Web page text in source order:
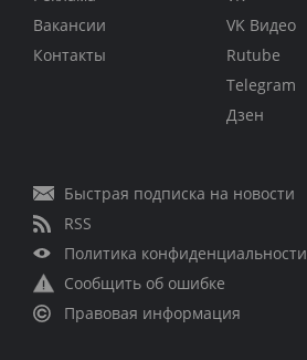
Вакансии
Контакты
VK Видео
Rutube
Telegram
Дзен
Быстрая подписка на новости
RSS
Политика конфиденциальности
Сообщить об ошибке
Правовая информация